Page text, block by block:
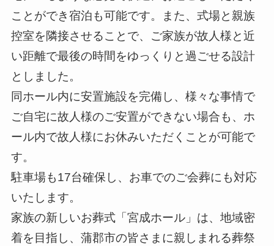
ことができ宿泊も可能です。また、式場と親族
控室を隣接させることで、ご家族が故⼈様と近
い距離で最後の時間をゆっくりと過ごせる設計
としました。
同ホール内に安置施設を完備し、様々な事情で
ご自宅に故人様のご安置ができない場合も、ホ
ール内で故人様にお休みいただくことが可能で
す。
駐車場も17台確保し、お車でのご会葬にも対応
いたします。
家族の新しいお葬式「宮成ホール」は、地域密
着を目指し、蒲郡市の皆さまに親しまれる葬祭